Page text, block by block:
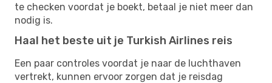
te checken voordat je boekt, betaal je niet meer dan
nodig is.
Haal het beste uit je Turkish Airlines reis
Een paar controles voordat je naar de luchthaven
vertrekt, kunnen ervoor zorgen dat je reisdag